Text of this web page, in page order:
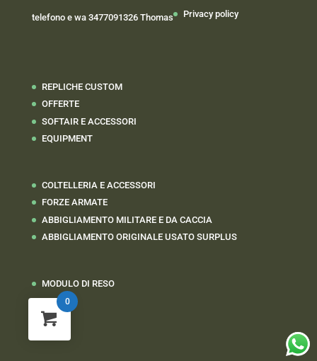
telefono e wa 3477091326 Thomas Privacy policy
REPLICHE CUSTOM
OFFERTE
SOFTAIR E ACCESSORI
EQUIPMENT
COLTELLERIA E ACCESSORI
FORZE ARMATE
ABBIGLIAMENTO MILITARE E DA CACCIA
ABBIGLIAMENTO ORIGINALE USATO SURPLUS
MODULO DI RESO
0